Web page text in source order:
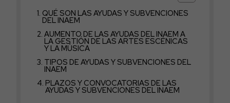
QUÉ SON LAS AYUDAS Y SUBVENCIONES
DEL INAEM
AUMENTO DE LAS AYUDAS DEL INAEM A
LA GESTIÓN DE LAS ARTES ESCÉNICAS
Y LA MÚSICA
TIPOS DE AYUDAS Y SUBVENCIONES DEL
INAEM
PLAZOS Y CONVOCATORIAS DE LAS
AYUDAS Y SUBVENCIONES DEL INAEM